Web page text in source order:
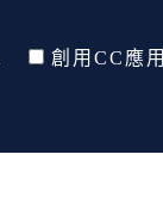
創用CC應用